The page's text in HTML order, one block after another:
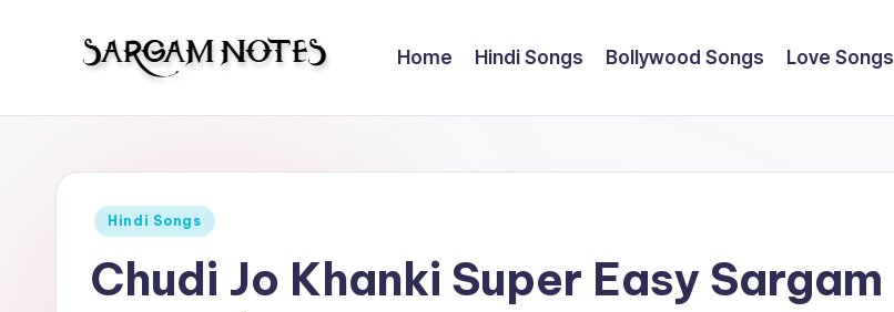
contentS
of
Sargam
Notes
Home Hindi Songs Bollywood Songs Love Songs
Posted
Hindi Songs
Chudi Jo Khanki Super Easy Sargam